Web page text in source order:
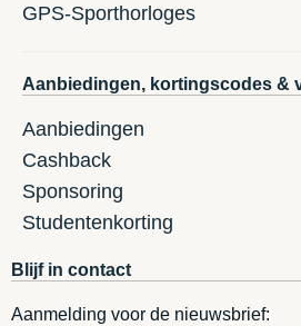
GPS-Sporthorloges
Aanbiedingen, kortingscodes &
Aanbiedingen
Cashback
Sponsoring
Studentenkorting
Blijf in contact
Aanmelding voor de nieuwsbrief: